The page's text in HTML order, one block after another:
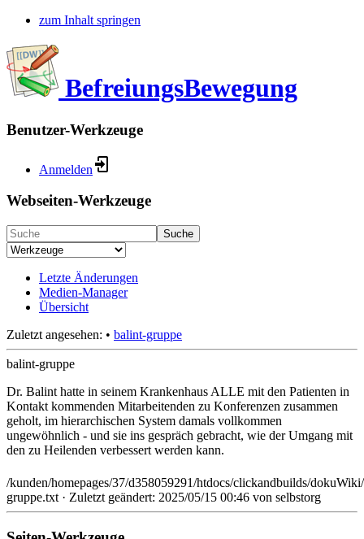
zum Inhalt springen
BefreiungsBewegung
Benutzer-Werkzeuge
Anmelden
Webseiten-Werkzeuge
Suche
Letzte Änderungen
Medien-Manager
Übersicht
Zuletzt angesehen: • balint-gruppe
balint-gruppe
Dr. Balint hatte in seinem Krankenhaus ALLE mit den Patienten in
Kontakt kommenden Mitarbeitenden zu Konferenzen zusammen
geholt, im hierarchischen System damals vollkommen
ungewöhnlich - und sie ins gespräch gebracht, wie der Umgang mit
den zu Heilenden verbessert werden kann.
/kunden/homepages/37/d358059291/htdocs/clickandbuilds/
gruppe.txt · Zuletzt geändert: 2025/05/15 00:46 von selbstorg